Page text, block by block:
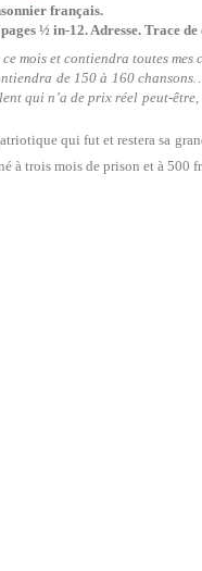
français.
½ in-12. Adresse. Trace de
mois et contiendra toutes
de 150 à 160
qui n’a de prix réel peut-
qui fut et restera sa
à trois mois de prison et à 500